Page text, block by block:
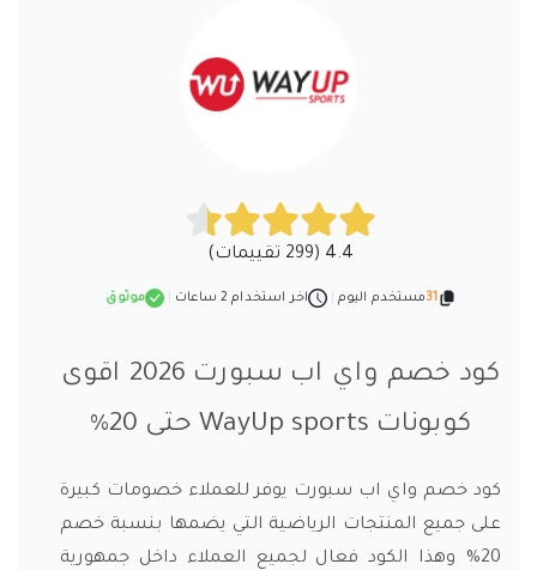
4.4 (299 تقييمات)
31مستخدم اليوم اخر استخدام 2 ساعات موثوق
كود خصم واي اب سبورت 2026 اقوى
كوبونات WayUp sports حتى 20%
كود خصم واي اب سبورت يوفر للعملاء خصومات كبيرة
على جميع المنتجات الرياضية التي يضمها بنسبة خصم
20% وهذا الكود فعال لجميع العملاء داخل جمهورية